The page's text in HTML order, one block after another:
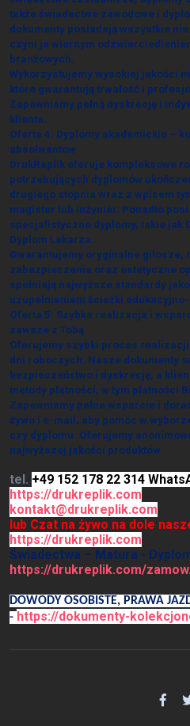
także świadectwa zawodowe i
dokumenty posiadają wszystkie
czyni je wiernym
branżowych.
Wykorzystujemy wysokiej jakości
które gwarantują trwałość i
Zapewniamy pełną dyskrecję i
klienta.
Oferta 4: Dyplomy akademickie –
absolwentów
DrukReplik oferuje kompleksowe
potrzebujących dyplomów
drugiego stopnia wraz z wpisem
magister lub inżynier. Ponadto
specjalistyczne dyplomy, takie jak
Dyplom Lekarza.
Gwarantujemy oryginalne gilosze,
zabezpieczenia oraz estetyczne
spełniają najwyższe standardy
uzupełnieniem ścieżki
Oferta 5: Szybka realizacja i
zawsze z Tobą
Oferujemy szybki proces realizacji
dni roboczych. Nasze dokumenty
bezpieczeństwo i dyskrecję, a
metody płatności, w tym płatności
Zapewniamy pełne wsparcie i
żywo i e-mail, aby pomóc w
czy dyplomu. Oferujemy
najwyższej jakości produktów.
tel. +49 152 178 22 314
https://drukreplik.com
kontakt@drukreplik.com
lub Czat na żywo na dole
https://drukreplik.com
Świadectwa – Matura -
https://drukreplik.com/
DOWODY OSOBISTE, PRAWA
- https://dokumenty-